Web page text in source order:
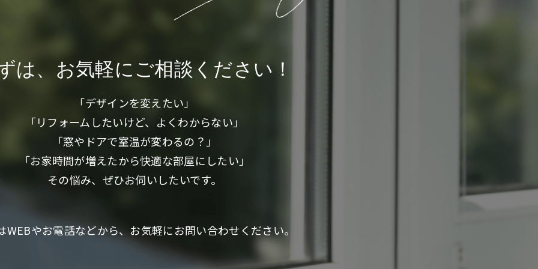
は、お気軽にご相談ください！
「デザインを変えたい」
「リフォームしたいけど、よくわからない」
「窓やドアで室温が変わるの？」
「お家時間が増えたから快適な部屋にしたい」
その悩み、ぜひお伺いしたいです。
WEBやお電話などから、お気軽にお問い合わせください。